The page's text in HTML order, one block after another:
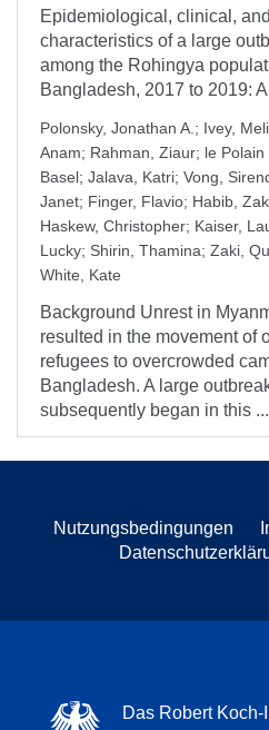
Epidemiological, clinical,
characteristics of a large
among the Rohingya
Bangladesh, 2017 to 2019:
Polonsky, Jonathan A. ; Ivey,
Anam; Rahman, Ziaur; le
Basel; Jalava, Katri; Vong,
Janet; Finger, Flavio; Habib,
Haskew, Christopher; Kaiser,
Lucky; Shirin, Thamina; Zaki,
White, Kate
Background Unrest in
resulted in the movement of
refugees to overcrowded
Bangladesh. A large
subsequently began in this ...
Nutzungsbedingungen
Das Robert Koch-